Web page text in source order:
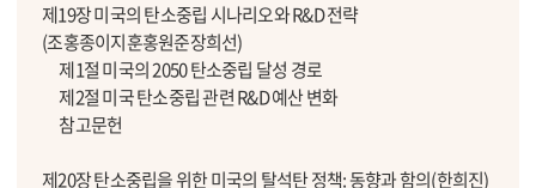
제19장 미국의 탄소중립 시나리오와 R&D 전략
(조홍종이지훈홍원준장희선)
제1절 미국의 2050 탄소중립 달성 경로
제2절 미국 탄소중립 관련 R&D 예산 변화
참고문헌
제20장 탄소중립을 위한 미국의 탈석탄 정책: 동향과 함의(한희진)